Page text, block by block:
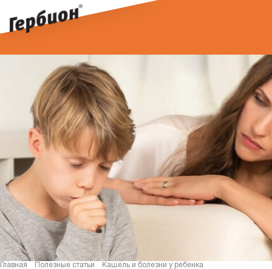
Дата публикации:21.11.2024
Главная Полезные статьи Кашель и болезни у ребенка